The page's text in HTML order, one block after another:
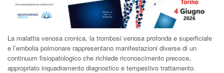
La malattia venosa cronica, la trombosi venosa profonda e superficiale
e l’embolia polmonare rappresentano manifestazioni diverse di un
continuum fisiopatologico che richiede riconoscimento precoce,
appropriato inquadramento diagnostico e tempestivo trattamento.